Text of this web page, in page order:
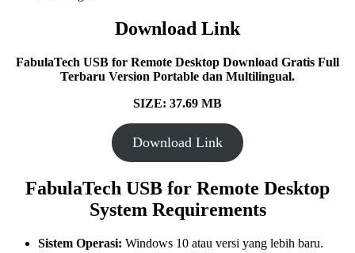
Download Link
FabulaTech USB for Remote Desktop Download Gratis Full
Terbaru Version Portable dan Multilingual.
SIZE: 37.69 MB
Download Link
FabulaTech USB for Remote Desktop
System Requirements
Sistem Operasi: Windows 10 atau versi yang lebih baru.